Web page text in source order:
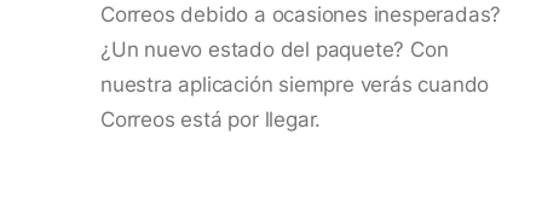
Correos debido a ocasiones inesperadas?
¿Un nuevo estado del paquete? Con
nuestra aplicación siempre verás cuando
Correos está por llegar.